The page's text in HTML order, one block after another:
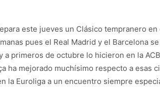
este jueves un Clásico tempranero
pues el Real Madrid y el Barcelona
a primeros de octubre lo hicieron en la
ha mejorado muchísimo respecto a esas
la Euroliga a un encuentro siempre